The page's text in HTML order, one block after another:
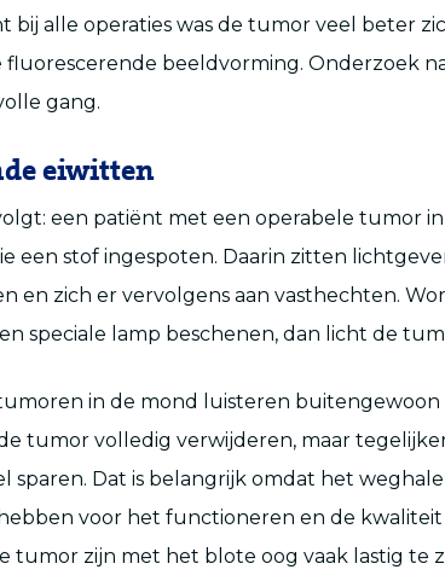
bij alle operaties was de tumor veel beter
beeldvorming. Onderzoek
gang.
eiwitten
een patiënt met een operabele tumor
een stof ingespoten. Daarin zitten
en zich er vervolgens aan vasthechten.
speciale lamp beschenen, dan licht de
in de mond luisteren
tumor volledig verwijderen, maar
sparen. Dat is belangrijk omdat het
voor het functioneren en de kwaliteit
tumor zijn met het blote oog vaak lastig te